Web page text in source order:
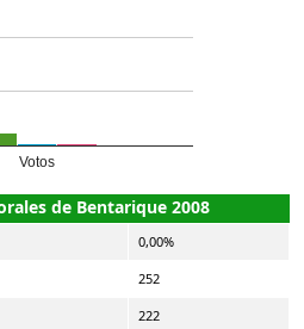
Votos
de Bentarique 2008
0,00%
252
222